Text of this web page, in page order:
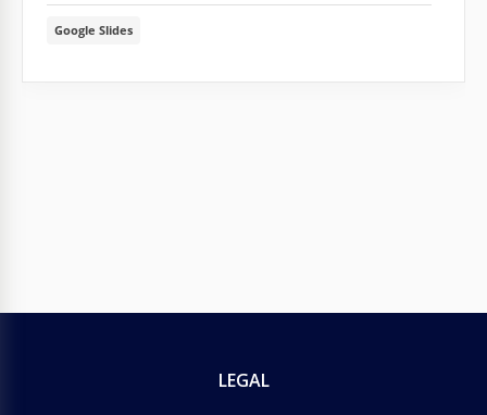
Google Slides
LEGAL